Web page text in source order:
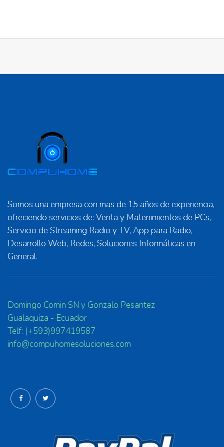
Somos una empresa con mas de 15 años de experiencia,
ofreciendo servicios de: Venta y Matenimientos de PCs,
Servicio de Streaming Radio y TV, App para Radio,
Desarrollo Web, Redes, Soluciones Informáticas en
General.
Domingo Comin SN y Gonzalo Pesantez
Gualaquiza - Ecuador
Telf: (+593)997419587
info@compuhomesoluciones.com